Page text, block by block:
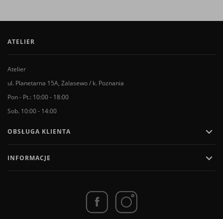
ATELIER
Atelier
ul. Planetarna 15A, Zalasewo / k. Poznania
Pon - Pt.: 10:00 - 18:00
Sob. 10:00 - 14:00
OBSŁUGA KLIENTA 
INFORMACJE 